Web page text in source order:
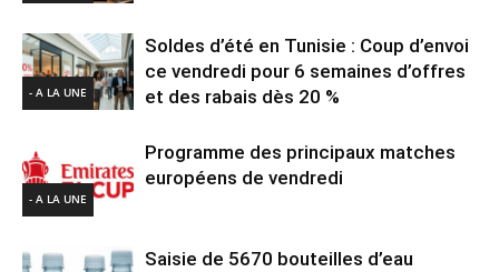
- A LA UNE
Soldes d’été en Tunisie : Coup d’envoi
ce vendredi pour 6 semaines d’offres
et des rabais dès 20 %
- A LA UNE
Programme des principaux matches
européens de vendredi
Saisie de 5670 bouteilles d’eau